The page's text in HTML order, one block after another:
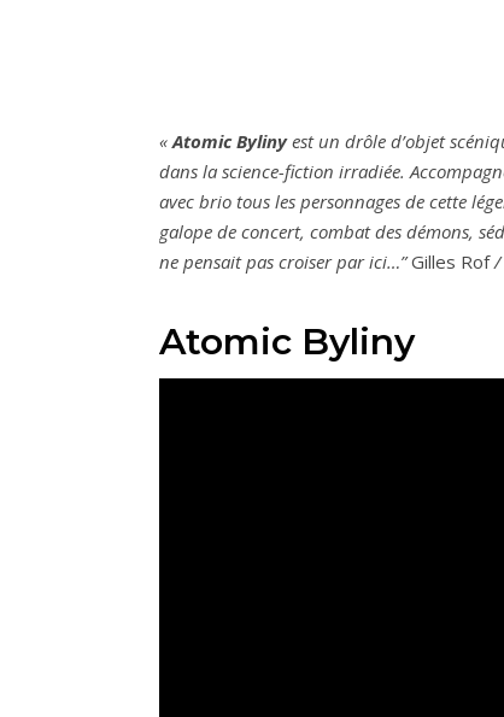
« Atomic Bylinyest un drôle d’objet
dans la science-fiction irradiée.
avec brio tous les personnages de cette
galope de concert, combat des démons,
ne pensait pas croiser par ici…”Gilles Rof/
Atomic Byliny